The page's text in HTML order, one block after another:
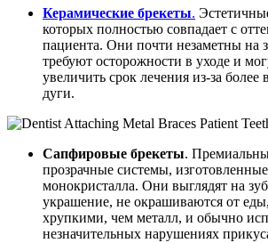
Керамические брекеты.
которых полностью совпадает с
пациента. Они почти незаметны на
требуют осторожности в уходе и
увеличить срок лечения из-за более
дуги.
Сапфировые брекеты.
прозрачные системы,
монокристалла. Они выглядят на
украшение, не окрашиваются от
хрупкими, чем металл, и обычно
незначительных нарушениях